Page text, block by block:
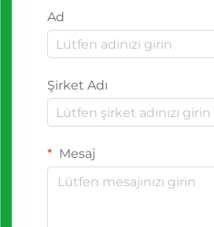
Ad
Şirket Adı
Mesaj